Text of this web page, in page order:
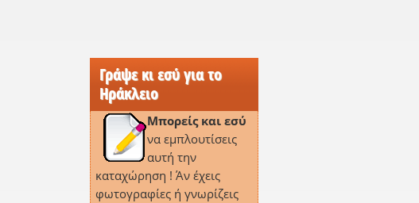
Γράψε κι εσύ για το
Ηράκλειο
Μπορείς και εσύ
να εμπλουτίσεις
αυτή την
καταχώρηση ! Άν έχεις
φωτογραφίες ή γνωρίζεις